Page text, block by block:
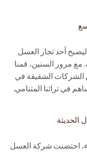
أحد تجار العسل
مع مرور السنين، قمنا
الشركات الشقيقة في
في تراثنا المتنامي.
الحديثة
احتضنت شركة العسل